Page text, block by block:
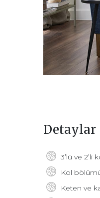
Detaylar
3’lü ve 2’li
Kol
Keten ve